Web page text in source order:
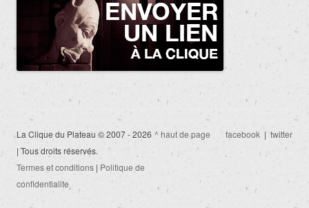
La Clique du Plateau © 2007 - 2026
| Tous droits réservés.
Termes et conditions | Politique de
confidentialite
^ haut de page facebook | twitter